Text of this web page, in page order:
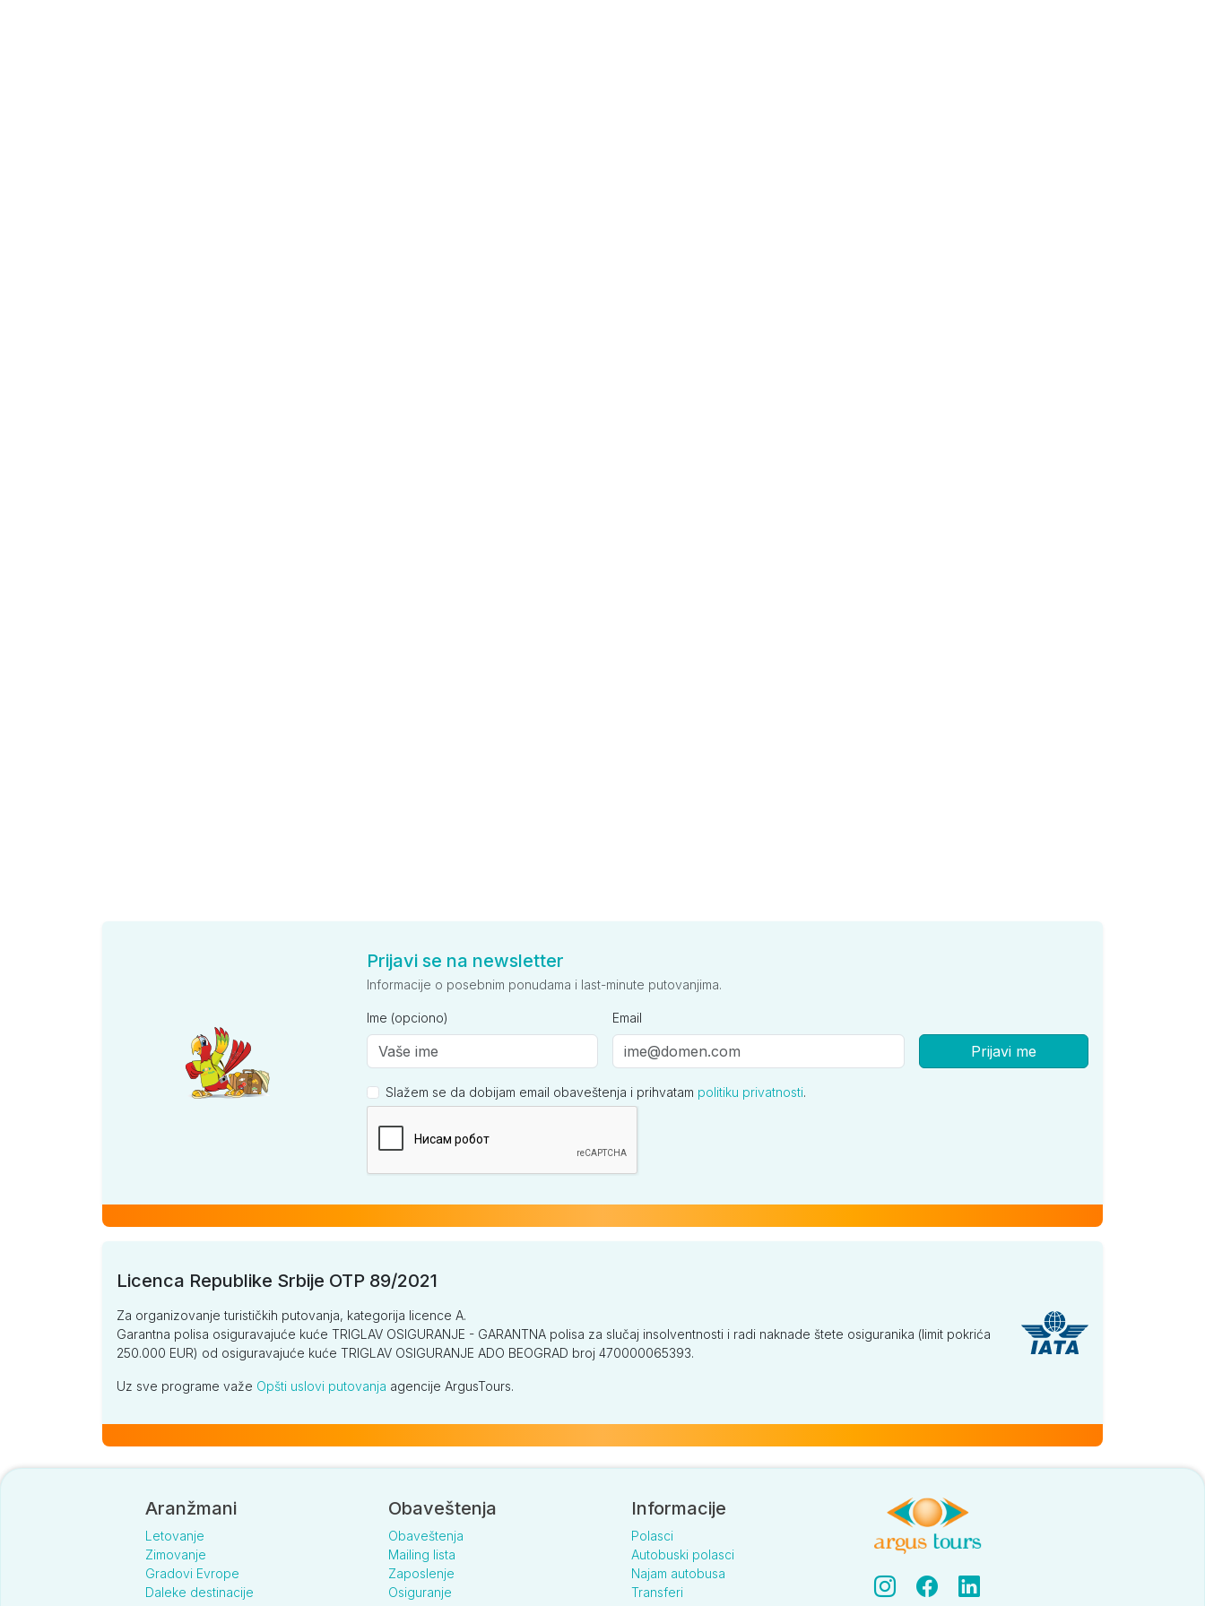
Prijavi se na newsletter
Informacije o posebnim ponudama i last-minute putovanjima.
Ime (opciono) Email
Prijavi me
Slažem se da dobijam email obaveštenja i prihvatam politiku privatnosti.
Licenca Republike Srbije OTP 89/2021
Za organizovanje turističkih putovanja, kategorija licence A.
Garantna polisa osiguravajuće kuće TRIGLAV OSIGURANJE - GARANTNA polisa za slučaj insolventnosti i radi naknade štete osiguranika (limit pokrića
250.000 EUR) od osiguravajuće kuće TRIGLAV OSIGURANJE ADO BEOGRAD broj 470000065393.
Uz sve programe važe Opšti uslovi putovanja agencije ArgusTours.
Aranžmani
Letovanje
Zimovanje
Gradovi Evrope
Daleke destinacije
Obaveštenja
Obaveštenja
Mailing lista
Zaposlenje
Osiguranje
Informacije
Polasci
Autobuski polasci
Najam autobusa
Transferi